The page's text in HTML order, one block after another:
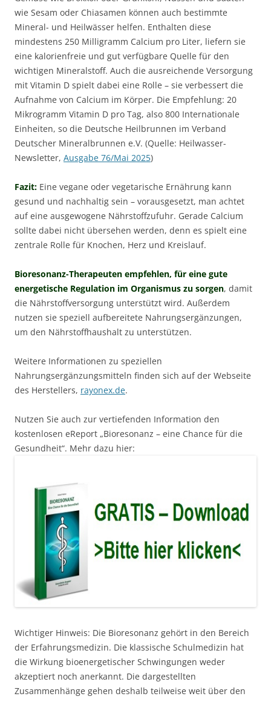
wie Sesam oder Chiasamen können auch bestimmte
Mineral- und Heilwässer helfen. Enthalten diese
mindestens 250 Milligramm Calcium pro Liter, liefern sie
eine kalorienfreie und gut verfügbare Quelle für den
wichtigen Mineralstoff. Auch die ausreichende Versorgung
mit Vitamin D spielt dabei eine Rolle – sie verbessert die
Aufnahme von Calcium im Körper. Die Empfehlung: 20
Mikrogramm Vitamin D pro Tag, also 800 Internationale
Einheiten, so die Deutsche Heilbrunnen im Verband
Deutscher Mineralbrunnen e.V. (Quelle: Heilwasser-
Newsletter, Ausgabe 76/Mai 2025)
Fazit: Eine vegane oder vegetarische Ernährung kann
gesund und nachhaltig sein – vorausgesetzt, man achtet
auf eine ausgewogene Nährstoffzufuhr. Gerade Calcium
sollte dabei nicht übersehen werden, denn es spielt eine
zentrale Rolle für Knochen, Herz und Kreislauf.
Bioresonanz-Therapeuten empfehlen, für eine gute
energetische Regulation im Organismus zu sorgen, damit
die Nährstoffversorgung unterstützt wird. Außerdem
nutzen sie speziell aufbereitete Nahrungsergänzungen,
um den Nährstoffhaushalt zu unterstützen.
Weitere Informationen zu speziellen
Nahrungsergänzungsmitteln finden sich auf der Webseite
des Herstellers, rayonex.de.
Nutzen Sie auch zur vertiefenden Information den
kostenlosen eReport „Bioresonanz – eine Chance für die
Gesundheit“. Mehr dazu hier:
Wichtiger Hinweis: Die Bioresonanz gehört in den Bereich
der Erfahrungsmedizin. Die klassische Schulmedizin hat
die Wirkung bioenergetischer Schwingungen weder
akzeptiert noch anerkannt. Die dargestellten
Zusammenhänge gehen deshalb teilweise weit über den